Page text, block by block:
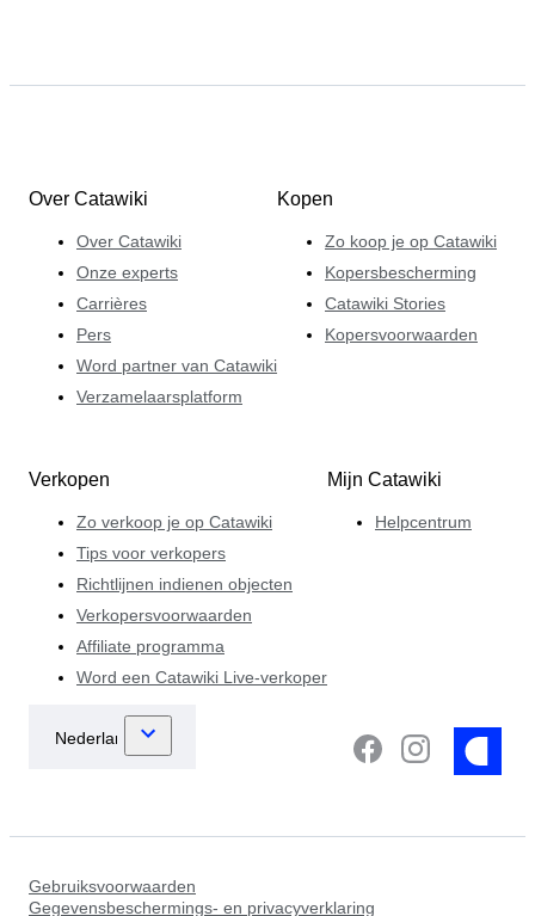
Over Catawiki
Over Catawiki
Onze experts
Carrières
Pers
Word partner van Catawiki
Verzamelaarsplatform
Kopen
Zo koop je op Catawiki
Kopersbescherming
Catawiki Stories
Kopersvoorwaarden
Verkopen
Zo verkoop je op Catawiki
Tips voor verkopers
Richtlijnen indienen objecten
Verkopersvoorwaarden
Affiliate programma
Word een Catawiki Live-verkoper
Mijn Catawiki
Helpcentrum
Gebruiksvoorwaarden
Gegevensbeschermings- en privacyverklaring